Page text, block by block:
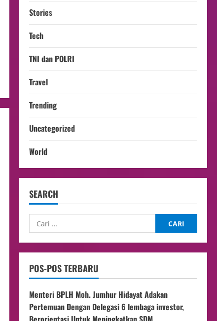
Stories
Tech
TNI dan POLRI
Travel
Trending
Uncategorized
World
SEARCH
POS-POS TERBARU
Menteri BPLH Moh. Jumhur Hidayat Adakan
Pertemuan Dengan Delegasi 6 lembaga investor,